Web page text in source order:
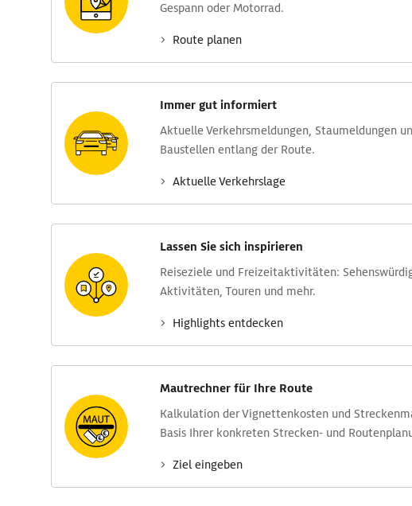
Gespann oder Motorrad.
Route planen
Immer gut informiert
Aktuelle Verkehrs­meldungen, Stau­meldungen
Baustellen entlang der Route.
Aktuelle Verkehrs­lage
Lassen Sie sich inspirieren
Reise­ziele und Freizeit­aktivitäten:
Aktivitäten, Touren und mehr.
Highlights entdecken
Mautrechner für Ihre Route
Kalkulation der Vignettenkosten und
Basis Ihrer konkreten Strecken- und
Ziel eingeben